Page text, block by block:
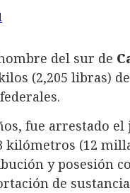
del sur de
(2,205 libras)
fue arrestado
kilómetros (12
y posesión
de